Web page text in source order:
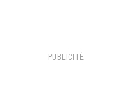
PUBLICITÉ